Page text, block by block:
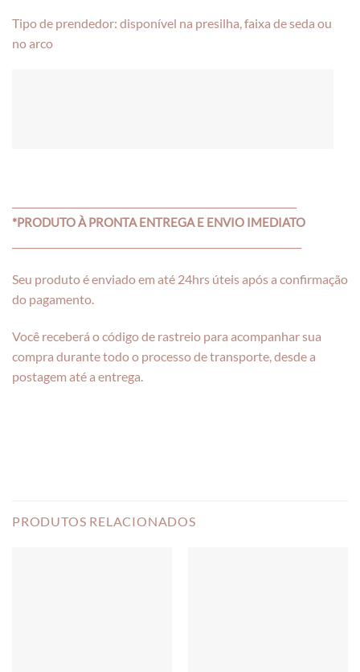
Tipo de prendedor: disponível na presilha, faixa de seda ou
no arco
*PRODUTO À PRONTA ENTREGA E ENVIO IMEDIATO
Seu produto é enviado em até 24hrs úteis após a confirmação
do pagamento.
Você receberá o código de rastreio para acompanhar sua
compra durante todo o processo de transporte, desde a
postagem até a entrega.
PRODUTOS RELACIONADOS